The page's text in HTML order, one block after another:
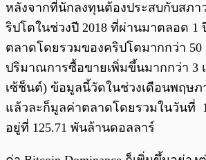
หลังจากที่นักลงทุนต้องประสบกับสภา
ริปโตในช่วงปี 2018 ที่ผ่านมาตลอด 1
ตลาดโดยรวมของคริปโตมากกว่า 50
ปริมาณการซื้อขายเพิ่มขึ้นมากกว่า 3 เ
เซ้ช็นต์) ข้อมูลนี้วัดในช่วงเดือนพฤษ
แล้วละก็มูลค่าตลาดโดยรวมในวันที่
อยู่ที่ 125.71 พันล้านดอลลาร์